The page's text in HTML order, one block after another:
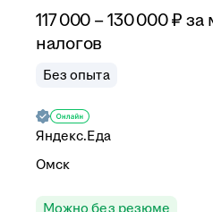
117 000 –130 000₽ за
налогов
Без опыта
Яндекс.Еда
Омск
Можно без резюме